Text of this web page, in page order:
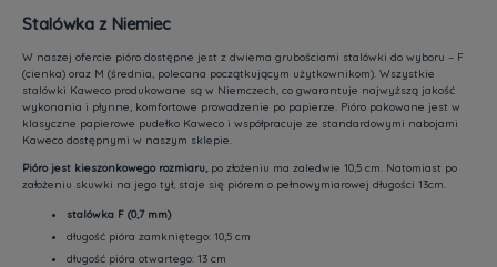
Stalówka z Niemiec
W naszej ofercie pióro dostępne jest z dwiema grubościami stalówki do wyboru – F
(cienka) oraz M (średnia, polecana początkującym użytkownikom). Wszystkie
stalówki Kaweco produkowane są w Niemczech, co gwarantuje najwyższą jakość
wykonania i płynne, komfortowe prowadzenie po papierze. Pióro pakowane jest w
klasyczne papierowe pudełko Kaweco i współpracuje ze standardowymi nabojami
Kaweco dostępnymi w naszym sklepie.
Pióro jest kieszonkowego rozmiaru,po złożeniu ma zaledwie 10,5 cm. Natomiast po
założeniu skuwki na jego tył, staje się piórem o pełnowymiarowej długości 13cm.
stalówka F (0,7 mm)
długość pióra zamkniętego: 10,5 cm
długość pióra otwartego: 13 cm